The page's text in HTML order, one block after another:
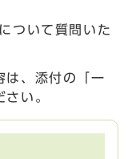
ついて質問いた
は、添付の「一
い。